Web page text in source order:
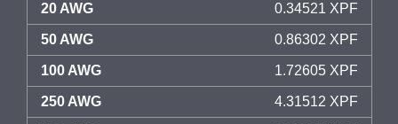
20 AWG 0.34521 XPF
50 AWG 0.86302 XPF
100 AWG 1.72605 XPF
250 AWG 4.31512 XPF